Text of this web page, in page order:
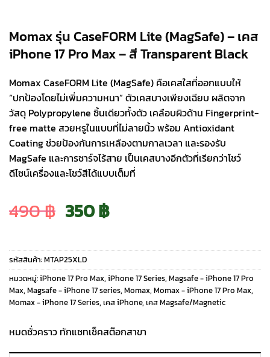
Momax รุ่น CaseFORM Lite (MagSafe) – เคส
iPhone 17 Pro Max – สี Transparent Black
Momax CaseFORM Lite (MagSafe) คือเคสใสที่ออกแบบให้
“ปกป้องโดยไม่เพิ่มความหนา” ตัวเคสบางเพียงเฉียบ ผลิตจาก
วัสดุ Polypropylene ชิ้นเดียวทั้งตัว เคลือบผิวด้าน Fingerprint-
free matte สวยหรูในแบบที่ไม่ลายนิ้ว พร้อม Antioxidant
Coating ช่วยป้องกันการเหลืองตามกาลเวลา และรองรับ
MagSafe และการชาร์จไร้สาย เป็นเคสบางอีกตัวที่เรียกว่าโชว์
ดีไซน์เครื่องและโชว์สีได้แบบเต็มที่
490฿ Original
price
was:
490 ฿.
350฿Current
price
is:
350 ฿.
รหัสสินค้า:MTAP25XLD
หมวดหมู่:iPhone 17 Pro Max, iPhone 17 Series, Magsafe - iPhone 17 Pro
Max, Magsafe - iPhone 17 series, Momax, Momax - iPhone 17 Pro Max,
Momax - iPhone 17 Series, เคส iPhone, เคส Magsafe/Magnetic
หมดชั่วคราว ทักแชทเช็คสต๊อกสาขา